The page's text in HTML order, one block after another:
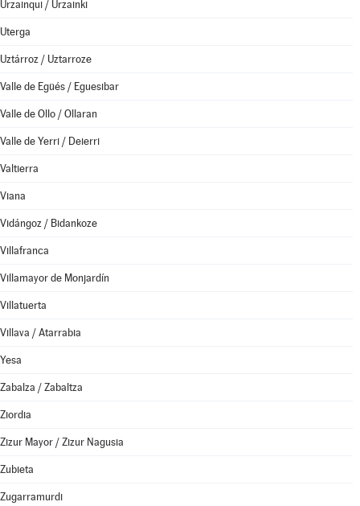
Urzainqui / Urzainki
Uterga
Uztárroz / Uztarroze
Valle de Egüés / Eguesibar
Valle de Ollo / Ollaran
Valle de Yerri / Deierri
Valtierra
Viana
Vidángoz / Bidankoze
Villafranca
Villamayor de Monjardín
Villatuerta
Villava / Atarrabia
Yesa
Zabalza / Zabaltza
Ziordia
Zizur Mayor / Zizur Nagusia
Zubieta
Zugarramurdi